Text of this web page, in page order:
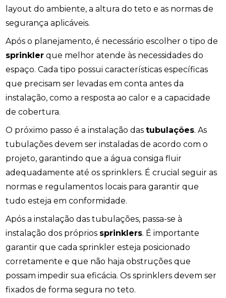
layout do ambiente, a altura do teto e as normas de
segurança aplicáveis.
Após o planejamento, é necessário escolher o tipo de
sprinkler que melhor atende às necessidades do
espaço. Cada tipo possui características específicas
que precisam ser levadas em conta antes da
instalação, como a resposta ao calor e a capacidade
de cobertura.
O próximo passo é a instalação dastubulações. As
tubulações devem ser instaladas de acordo com o
projeto, garantindo que a água consiga fluir
adequadamente até os sprinklers. É crucial seguir as
normas e regulamentos locais para garantir que
tudo esteja em conformidade.
Após a instalação das tubulações, passa-se à
instalação dos próprios sprinklers. É importante
garantir que cada sprinkler esteja posicionado
corretamente e que não haja obstruções que
possam impedir sua eficácia. Os sprinklers devem ser
fixados de forma segura no teto.